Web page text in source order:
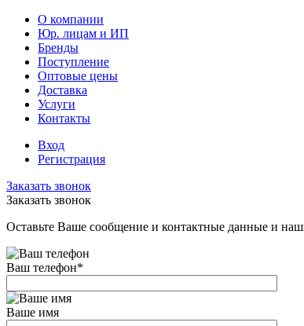
О компании
Юр. лицам и ИП
Бренды
Поступление
Оптовые цены
Доставка
Услуги
Контакты
Вход
Регистрация
Заказать звонок
Заказать звонок
Оставьте Ваше сообщение и контактные данные и
Ваш телефон*
Ваше имя